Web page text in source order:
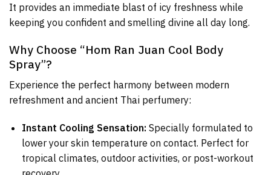
It provides an immediate blast of icy freshness while
keeping you confident and smelling divine all day long.
Why Choose “Hom Ran Juan Cool Body
Spray”?
Experience the perfect harmony between modern
refreshment and ancient Thai perfumery:
Instant Cooling Sensation: Specially formulated to
lower your skin temperature on contact. Perfect for
tropical climates, outdoor activities, or post-workout